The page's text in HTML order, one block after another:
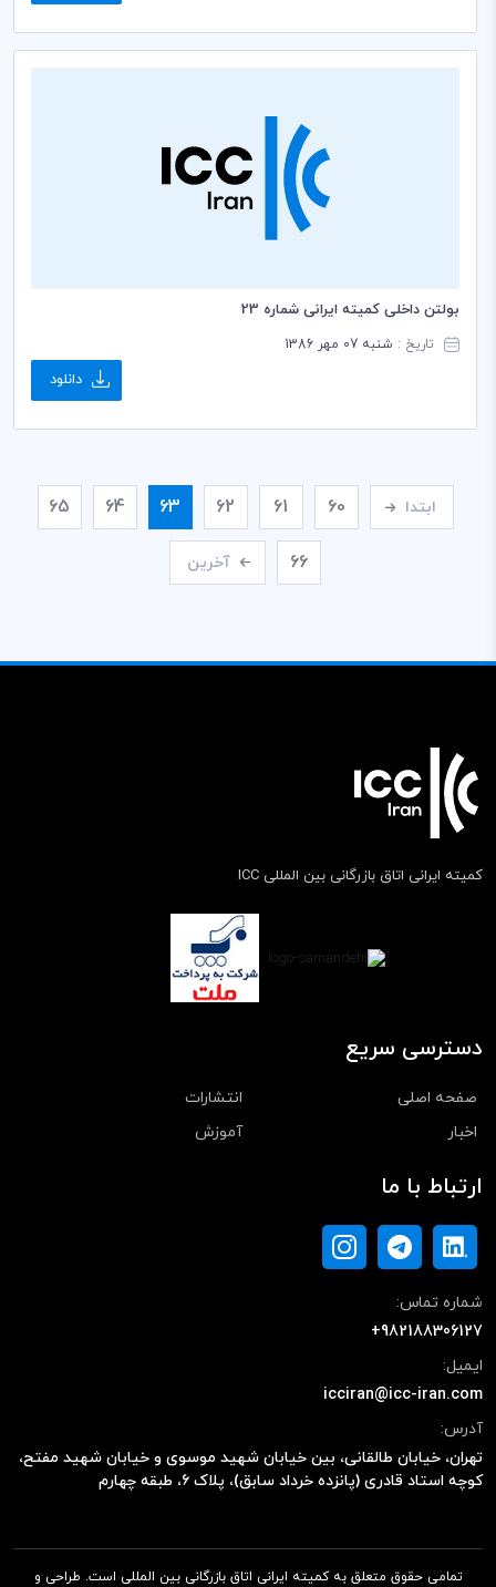
بولتن داخلی کمیته ایرانی شماره 23
تاریخ : شنبه 07 مهر 1386
دانلود
ابتدا 60
61
62
63
64
65
66 آخرین
کمیته ایرانی اتاق بازرگانی بین المللی ICC
دسترسی سریع
صفحه اصلی
انتشارات
اخبار
آموزش
ارتباط با ما
شماره تماس:
+982188306127
ایمیل:
icciran@icc-iran.com
آدرس:
تهران، خیابان طالقانی، بین خیابان شهید موسوی و خیابان شهید مفتح،
کوچه استاد قادری (پانزده خرداد سابق)، پلاک ۶، طبقه چهارم
تمامی حقوق متعلق به کمیته ایرانی اتاق بازرگانی بین المللی است. طراحی و